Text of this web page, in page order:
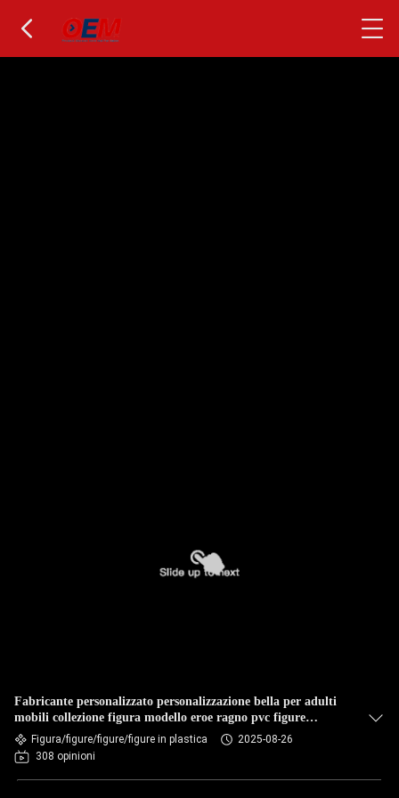
Fabricante personalizzato personalizzazione bella per adulti
mobili collezione figura modello eroe ragno pvc figure
d'azione giocattolo
Figura/figure/figure/figure in plastica
2025-08-26
308 opinioni